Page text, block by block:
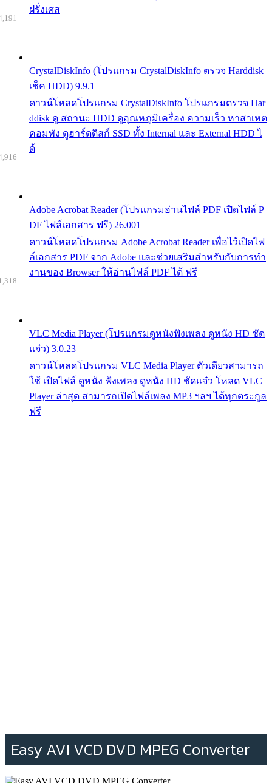
ฝรั่งเศส
CrystalDiskInfo (โปรแกรม CrystalDiskInfo ตรวจ Harddisk
เช็ค HDD) 9.9.1
ดาวน์โหลดโปรแกรม CrystalDiskInfo โปรแกรมตรวจ Har
ddisk ดู สถานะ HDD ดูอุณหภูมิเครื่อง ความเร็ว หาสาเหต
คอมพัง ดูฮาร์ดดิสก์ SSD ทั้ง Internal และ External HDD ไ
ด้
Adobe Acrobat Reader (โปรแกรมอ่านไฟล์ PDF เปิดไฟล์ P
DF ไฟล์เอกสาร ฟรี) 26.001
ดาวน์โหลดโปรแกรม Adobe Acrobat Reader เพื่อไว้เปิดไฟ
ล์เอกสาร PDF จาก Adobe และช่วยเสริมสำหรับกับการทำ
งานของ Browser ให้อ่านไฟล์ PDF ได้ ฟรี
VLC Media Player (โปรแกรมดูหนังฟังเพลง ดูหนัง HD ชัด
แจ๋ว) 3.0.23
ดาวน์โหลดโปรแกรม VLC Media Player ตัวเดียวสามารถ
ใช้ เปิดไฟล์ ดูหนัง ฟังเพลง ดูหนัง HD ชัดแจ๋ว โหลด VLC
Player ล่าสุด สามารถเปิดไฟล์เพลง MP3 ฯลฯ ได้ทุกตระกูล
ฟรี
Easy AVI VCD DVD MPEG Converter